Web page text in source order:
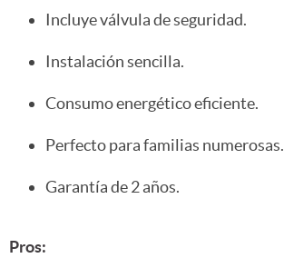
Incluye válvula de seguridad.
Instalación sencilla.
Consumo energético eficiente.
Perfecto para familias numerosas.
Garantía de 2 años.
Pros: